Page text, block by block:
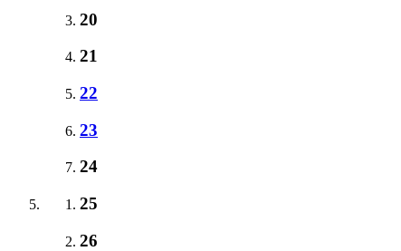
20
21
22
23
24
25
26